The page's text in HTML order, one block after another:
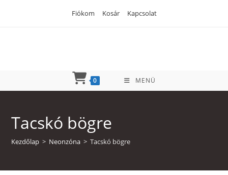
Fiókom Kosár Kapcsolat
0 MENÜ
Tacskó bögre
Kezdőlap > Neonzóna > Tacskó bögre